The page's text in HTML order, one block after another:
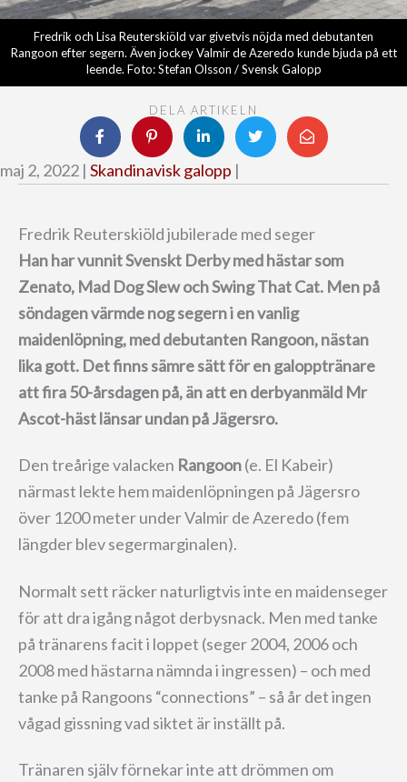
Fredrik och Lisa Reuterskiöld var givetvis nöjda med debutanten
Rangoon efter segern. Även jockey Valmir de Azeredo kunde bjuda på ett
leende. Foto: Stefan Olsson / Svensk Galopp
DELA ARTIKELN
maj 2, 2022 | Skandinavisk galopp |
Fredrik Reuterskiöld jubilerade med seger
Han har vunnit Svenskt Derby med hästar som
Zenato, Mad Dog Slew och Swing That Cat. Men på
söndagen värmde nog segern i en vanlig
maidenlöpning, med debutanten Rangoon, nästan
lika gott. Det finns sämre sätt för en galopptränare
att fira 50-årsdagen på, än att en derbyanmäld Mr
Ascot-häst länsar undan på Jägersro.
Den treårige valacken Rangoon(e. El Kabeir)
närmast lekte hem maidenlöpningen på Jägersro
över 1200 meter under Valmir de Azeredo (fem
längder blev segermarginalen).
Normalt sett räcker naturligtvis inte en maidenseger
för att dra igång något derbysnack. Men med tanke
på tränarens facit i loppet (seger 2004, 2006 och
2008 med hästarna nämnda i ingressen) – och med
tanke på Rangoons “connections” – så år det ingen
vågad gissning vad siktet är inställt på.
Tränaren själv förnekar inte att drömmen om